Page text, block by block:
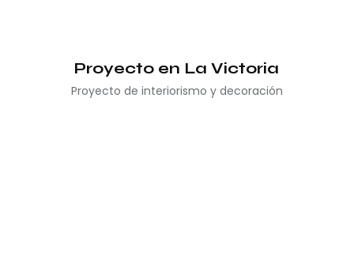
Proyecto en La Victoria
Proyecto de interiorismo y decoración